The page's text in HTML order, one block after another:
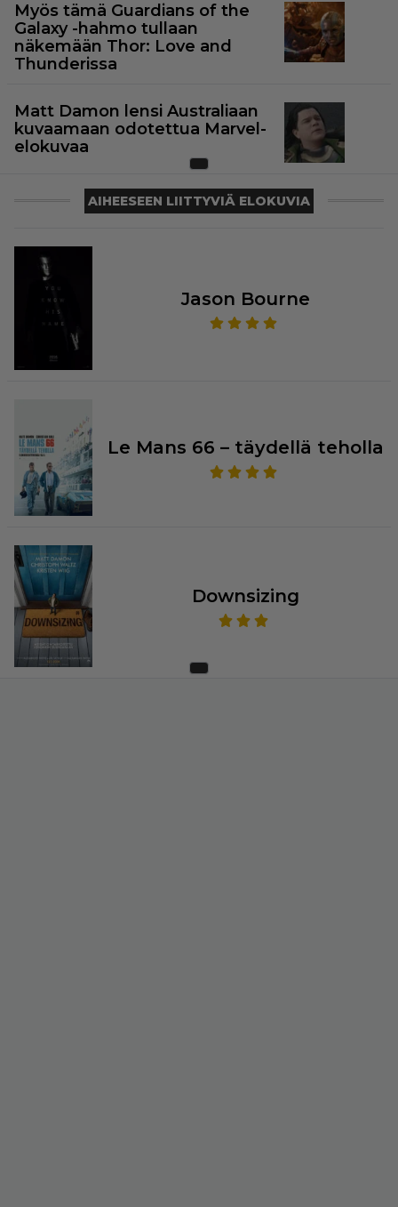
Myös tämä Guardians of the
Galaxy -hahmo tullaan
näkemään Thor: Love and
Thunderissa
Matt Damon lensi Australiaan
kuvaamaan odotettua Marvel-
elokuvaa
AIHEESEEN LIITTYVIÄ ELOKUVIA
Jason Bourne
Le Mans 66 – täydellä teholla
Downsizing